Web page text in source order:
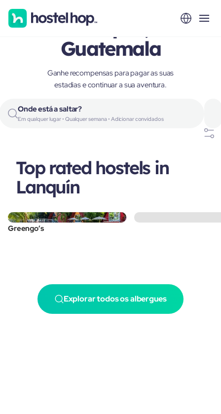
Lanquín,
Guatemala
Ganhe recompensas para pagar as suas
estadias e continuar a sua aventura.
Onde está a saltar?
Em qualquer lugar • Qualquer semana • Adicionar convidados
Top rated hostels in
Lanquín
Greengo’s
Explorar todos os albergues